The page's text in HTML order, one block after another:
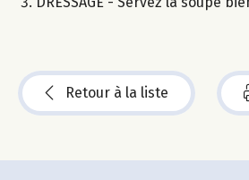
Retour à la liste